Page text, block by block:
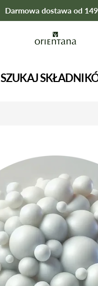
Darmowa dostawa od 149
SZUKAJ